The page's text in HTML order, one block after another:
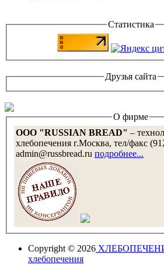
Статистика
Друзья сайта
О фирме
OOO "RUSSIAN BREAD" –
хлебопечения г.Москва, тел/факс
admin@russbread.ru подробнее...
Copyright © 2026
хлебопечения